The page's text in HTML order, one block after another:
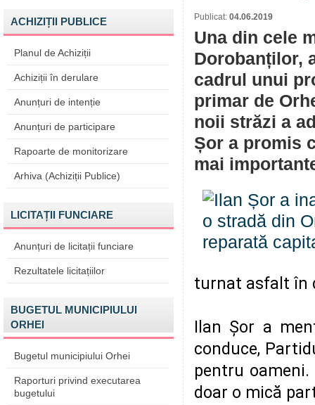
ACHIZIȚII PUBLICE
Planul de Achiziții
Achiziții în derulare
Anunțuri de intenție
Anunțuri de participare
Rapoarte de monitorizare
Arhiva (Achiziții Publice)
LICITAȚII FUNCIARE
Anunțuri de licitații funciare
Rezultatele licitațiilor
BUGETUL MUNICIPIULUI
ORHEI
Bugetul municipiului Orhei
Raporturi privind executarea
bugetului
Publicat: 04.06.2019
Una din cele
Dorobanților,
cadrul unui
primar de
noii străzi a
Șor a promis
mai
turnat asfalt în
Ilan Șor a
conduce,
pentru oameni.
doar o mică